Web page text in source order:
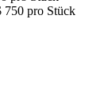
750 pro Stück